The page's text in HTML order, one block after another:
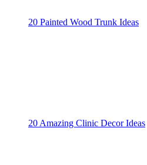
20 Painted Wood Trunk Ideas
20 Amazing Clinic Decor Ideas